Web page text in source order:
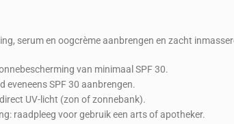
serum en oogcrème aanbrengen en zacht
van minimaal SPF 30.
eveneens SPF 30 aanbrengen.
UV-licht (zon of zonnebank).
raadpleeg voor gebruik een arts of apotheker.